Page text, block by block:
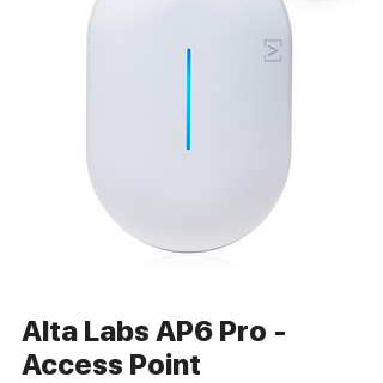
Alta Labs AP6 Pro -
Access Point